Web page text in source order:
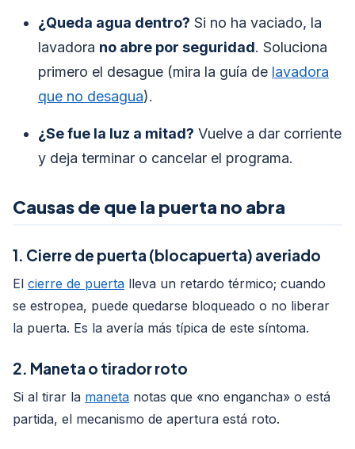
¿Queda agua dentro? Si no ha vaciado, la
lavadora no abre por seguridad. Soluciona
primero el desague (mira la guía de lavadora
que no desagua).
¿Se fue la luz a mitad? Vuelve a dar corriente
y deja terminar o cancelar el programa.
Causas de que la puerta no abra
1. Cierre de puerta (blocapuerta) averiado
El cierre de puerta lleva un retardo térmico; cuando
se estropea, puede quedarse bloqueado o no liberar
la puerta. Es la avería más típica de este síntoma.
2. Maneta o tirador roto
Si al tirar la maneta notas que «no engancha» o está
partida, el mecanismo de apertura está roto.